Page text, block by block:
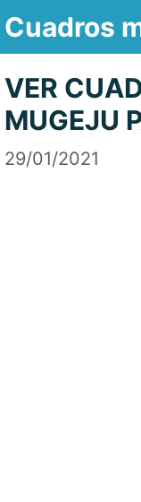
Saltar
contenido
Cuadros
VER
MUGEJU
29/01/2021